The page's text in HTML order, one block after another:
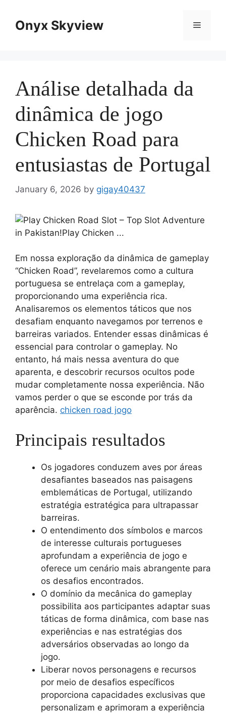
contentOnyx Skyview Menu
Análise detalhada da
dinâmica de jogo
Chicken Road para
entusiastas de Portugal
January 6, 2026 by gigay40437
Em nossa exploração da dinâmica de gameplay
“Chicken Road”, revelaremos como a cultura
portuguesa se entrelaça com a gameplay,
proporcionando uma experiência rica.
Analisaremos os elementos táticos que nos
desafiam enquanto navegamos por terrenos e
barreiras variados. Entender essas dinâmicas é
essencial para controlar o gameplay. No
entanto, há mais nessa aventura do que
aparenta, e descobrir recursos ocultos pode
mudar completamente nossa experiência. Não
vamos perder o que se esconde por trás da
aparência. chicken road jogo
Principais resultados
Os jogadores conduzem aves por áreas
desafiantes baseados nas paisagens
emblemáticas de Portugal, utilizando
estratégia estratégica para ultrapassar
barreiras.
O entendimento dos símbolos e marcos
de interesse culturais portugueses
aprofundam a experiência de jogo e
oferece um cenário mais abrangente para
os desafios encontrados.
O domínio da mecânica do gameplay
possibilita aos participantes adaptar suas
táticas de forma dinâmica, com base nas
experiências e nas estratégias dos
adversários observadas ao longo da
jogo.
Liberar novos personagens e recursos
por meio de desafios específicos
proporciona capacidades exclusivas que
personalizam e aprimoram a experiência